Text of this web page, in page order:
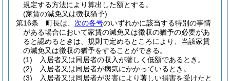
規定する方法により算出した額とする。
(家賃の減免又は徴収猶予)
第16条
町長は、 次の各号のいずれかに該当する特別の事情
がある場合において家賃の減免又は徴収の猶予の必要があ
ると認めるときは、規則で定めるところにより、当該家賃
の減免又は徴収の猶予をすることができる。
(1)
入居者又は同居者の収入が著しく低額であるとき。
(2)
入居者又は同居者が病気にかかっているとき。
(3)
入居者又は同居者が災害により著しい損害を受けたと